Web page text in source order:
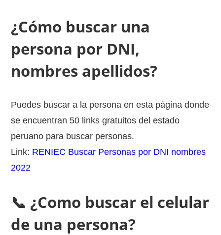
¿Cómo buscar una
persona por DNI,
nombres apellidos?
Puedes buscar a la persona en esta página donde
se encuentran 50 links gratuitos del estado
peruano para buscar personas.
Link: RENIEC Buscar Personas por DNI nombres
2022
📞 ¿Como buscar el celular
de una persona?